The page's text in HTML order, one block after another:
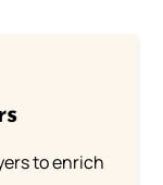
to enrich